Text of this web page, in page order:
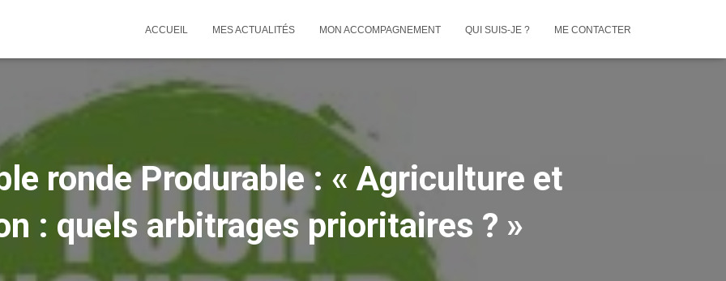
ACCUEIL MES ACTUALITÉS MON ACCOMPAGNEMENT QUI SUIS-JE ? ME CONTACTER
ronde Produrable : « Agriculture et
: quels arbitrages prioritaires ? »